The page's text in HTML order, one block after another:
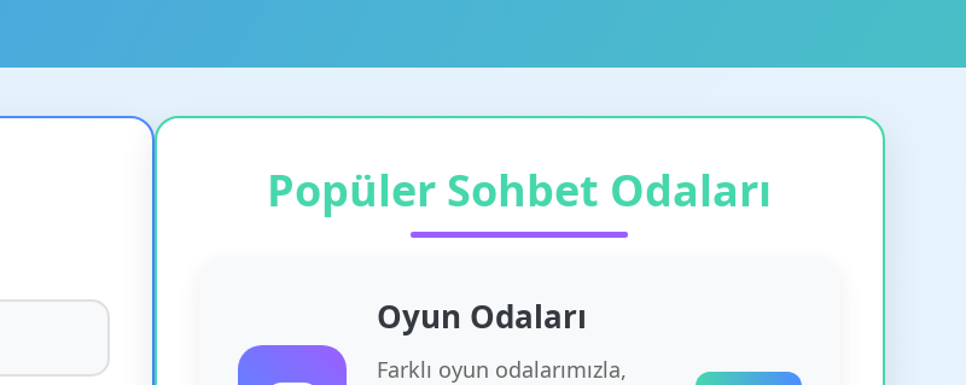
Popüler Sohbet Odaları
Oyun Odaları
Farklı oyun odalarımızla,